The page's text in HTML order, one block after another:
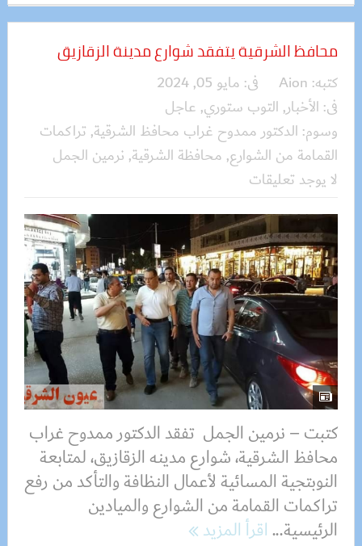
محافظ الشرقية يتفقد شوارع مدينة الزقازيق
كتبه: Aion فى: مايو 05, 2024
فى: الأخبار, التوب ستوري, عاجل
وسوم: الدكتور ممدوح غراب محافظ الشرقية, تراكمات
القمامة من الشوارع, محافظة الشرقية, نرمين الجمل
لا يوجد تعليقات
كتبت – نرمين الجمل تفقد الدكتور ممدوح غراب
محافظ الشرقية، شوارع مدينه الزقازيق، لمتابعة
النوبتجية المسائية لأعمال النظافة والتأكد من رفع
تراكمات القمامة من الشوارع والميادين
الرئيسية...اقرأ المزيد